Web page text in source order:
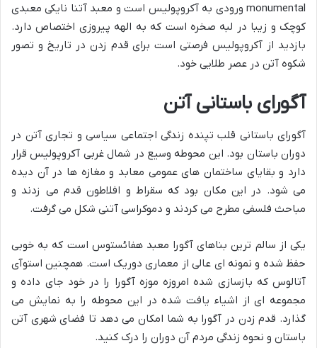
monumental ورودی به آکروپولیس است و معبد آتنا نایکی معبدی
کوچک و زیبا در لبه صخره است که به الهه پیروزی اختصاص دارد.
بازدید از آکروپولیس فرصتی است برای قدم زدن در تاریخ و تصور
شکوه آتن در عصر طلایی خود.
آگورای باستانی آتن
آگورای باستانی قلب تپنده زندگی اجتماعی سیاسی و تجاری آتن در
دوران باستان بود. این محوطه وسیع در شمال غربی آکروپولیس قرار
دارد و بقایای ساختمان های عمومی معابد و مغازه ها در آن دیده
می شود. در این مکان بود که سقراط و افلاطون قدم می زدند و
مباحث فلسفی مطرح می کردند و دموکراسی آتنی شکل می گرفت.
یکی از سالم ترین بناهای آگورا معبد هفائستوس است که به خوبی
حفظ شده و نمونه ای عالی از معماری دوریک است. همچنین استوآی
آتالوس که بازسازی شده امروزه موزه آگورا را در خود جای داده و
مجموعه ای از اشیاء یافت شده در این محوطه را به نمایش می
گذارد. قدم زدن در آگورا به شما امکان می دهد تا فضای شهری آتن
باستان و نحوه زندگی مردم آن دوران را درک کنید.